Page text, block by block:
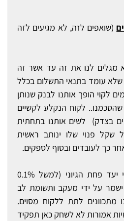
(שואפים לזה, לא מגיעים לזה
מגלים לנו את זה עד אשר זה
שלא עומד בתנאי התשלום בכלל
לקוי הופך אותנו לבנק שנותן
שהסכמנו.. לקוח הנקלע לקשיים
בצדק) לשים אותנו בתחתית
שקל פנוי שלו ינותב ראשית
כך לעובדים ובסוף לספקים.
חובות אבודים לפי יעד פחת הגיוני (למשל 0.1%
על ידי מעקב ותשומת לב
מתכוונים לתת ללקוח מסוים.
אמורות לא לשחק כאן תפקיד